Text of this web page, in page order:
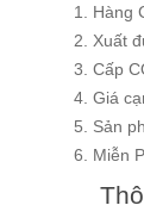
1. Hàng
2. Xuất
3. Cấp
4. Giá
5. Sản
6. Miễn